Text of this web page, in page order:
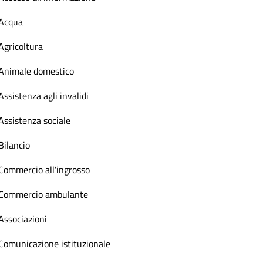
domestico
agli invalidi
sociale
all'ingrosso
ambulante
istituzionale